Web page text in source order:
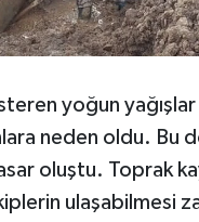
yoğun
neden oldu. Bu
oluştu. Toprak
ulaşabilmesi